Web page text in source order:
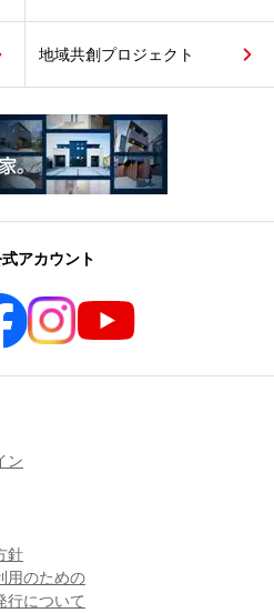
地域共創プロジェクト
アカウント
ン
針
用のための
行について